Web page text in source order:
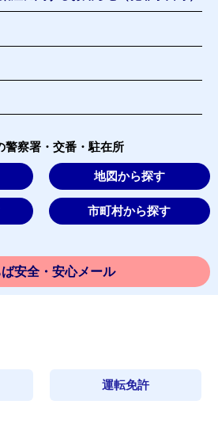
警察署・交番・駐在所
地図から探す
市町村から探す
ば安全・安心メール
運転免許